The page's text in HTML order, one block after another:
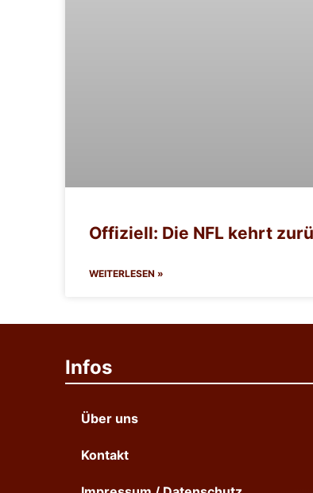
Offiziell: Die NFL kehrt
WEITERLESEN »
Infos
Über uns
Kontakt